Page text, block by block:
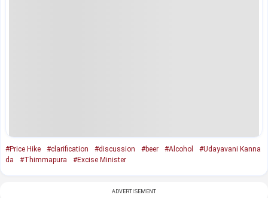
#Price Hike #clarification #discussion #beer #Alcohol
#Udayavani Kanna
da
#Thimmapura #Excise Minister
ADVERTISEMENT